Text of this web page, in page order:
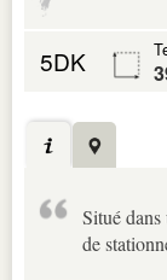
5DK
Situé
de